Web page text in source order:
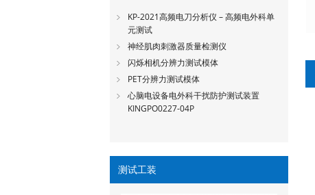
KP-2021高频电刀分析仪 – 高频电外科单
元测试
神经肌肉刺激器质量检测仪
闪烁相机分辨力测试模体
PET分辨力测试模体
心脑电设备电外科干扰防护测试装置
KINGPO0227-04P
测试工装